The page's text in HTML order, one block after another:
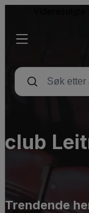
club
Trendende